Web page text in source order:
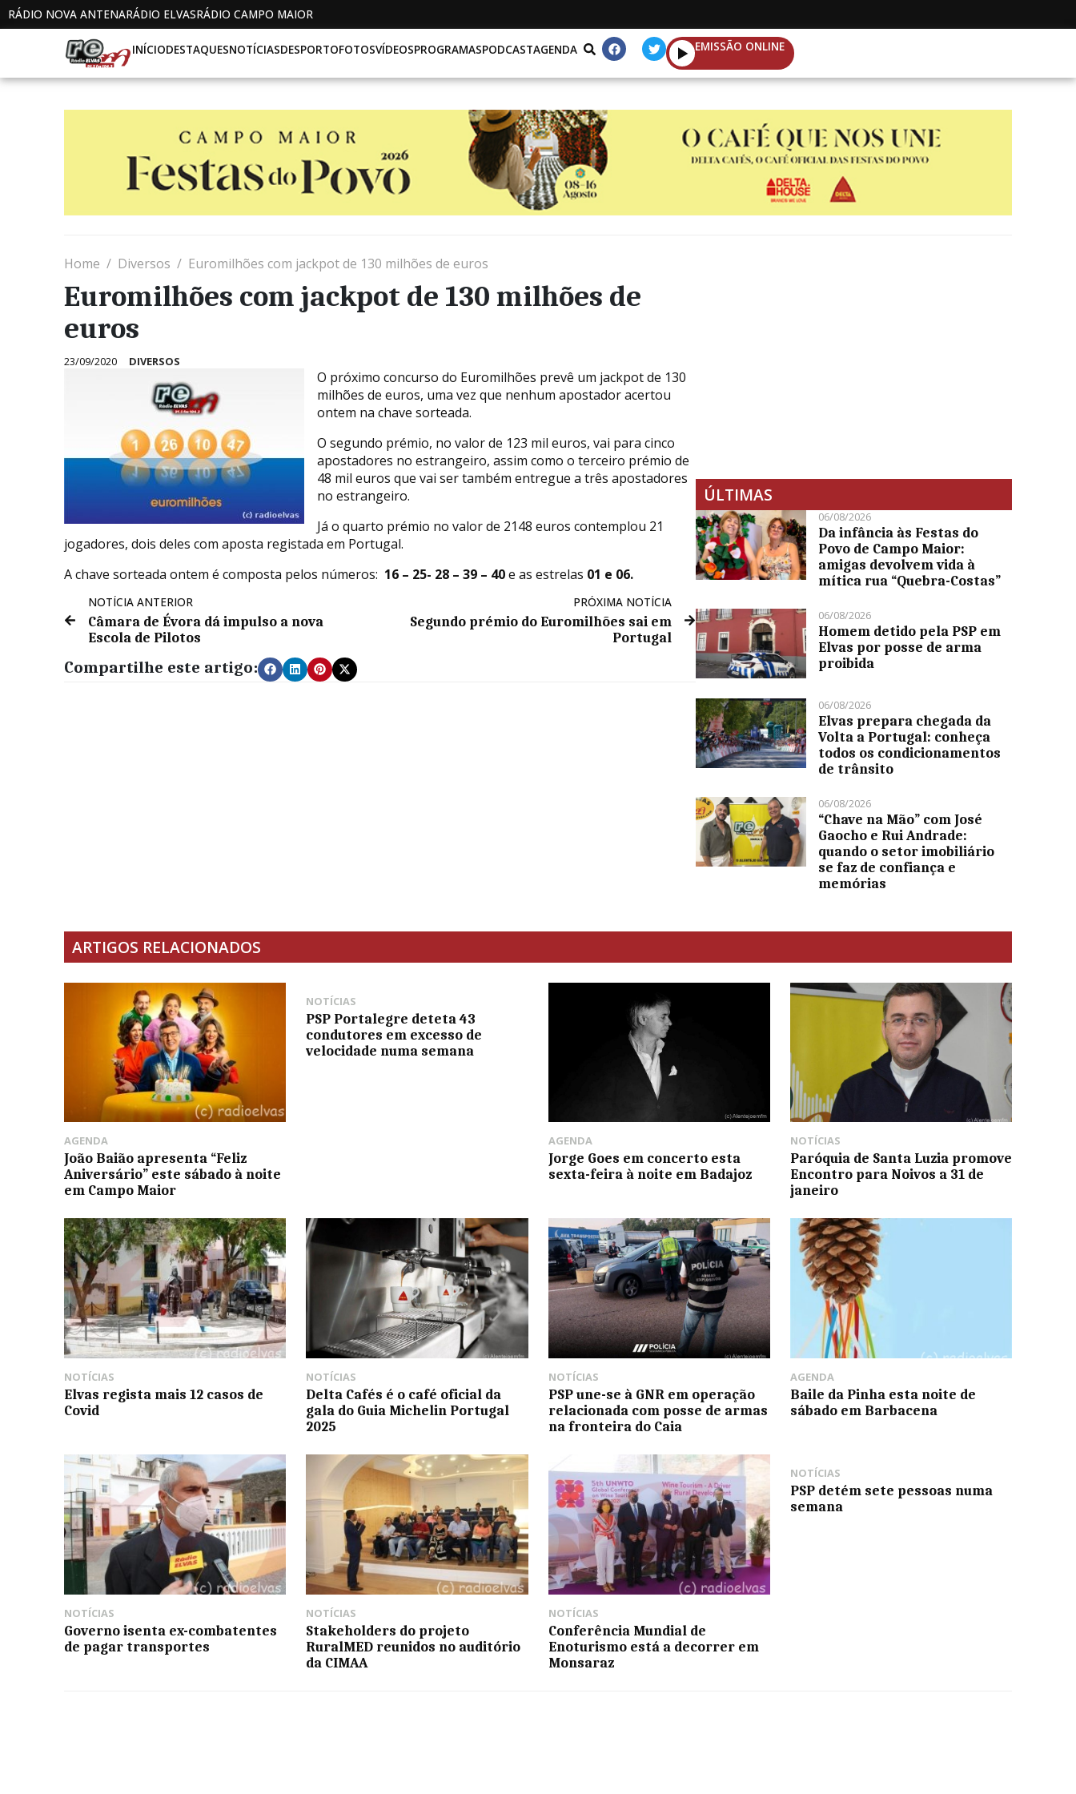
RÁDIO NOVA ANTENARÁDIO ELVASRÁDIO CAMPO MAIOR
INÍCIODESTAQUESNOTÍCIASDESPORTOFOTOSVÍDEOSPROGRAMASPODCASTAGENDA EMISSÃO ONLINE
Home Diversos Euromilhões com jackpot de 130 milhões de euros
Euromilhões com jackpot de 130 milhões de
euros
23/09/2020 DIVERSOS
O próximo concurso do Euromilhões prevê um jackpot de 130
milhões de euros, uma vez que nenhum apostador acertou
ontem na chave sorteada.
O segundo prémio, no valor de 123 mil euros, vai para cinco
apostadores no estrangeiro, assim como o terceiro prémio de
48 mil euros que vai ser também entregue a três apostadores
no estrangeiro.
Já o quarto prémio no valor de 2148 euros contemplou 21
jogadores, dois deles com aposta registada em Portugal.
A chave sorteada ontem é composta pelos números: 16 – 25- 28 – 39 – 40e as estrelas 01 e 06.
NOTÍCIA ANTERIOR
Câmara de Évora dá impulso a nova
Escola de Pilotos
PRÓXIMA NOTÍCIA
Segundo prémio do Euromilhões sai em
Portugal
Compartilhe este artigo:
ÚLTIMAS
06/08/2026
Da infância às Festas do
Povo de Campo Maior:
amigas devolvem vida à
mítica rua “Quebra-Costas”
06/08/2026
Homem detido pela PSP em
Elvas por posse de arma
proibida
06/08/2026
Elvas prepara chegada da
Volta a Portugal: conheça
todos os condicionamentos
de trânsito
06/08/2026
“Chave na Mão” com José
Gaocho e Rui Andrade:
quando o setor imobiliário
se faz de confiança e
memórias
ARTIGOS RELACIONADOS
AGENDA
João Baião apresenta “Feliz
Aniversário” este sábado à noite
em Campo Maior
NOTÍCIAS
PSP Portalegre deteta 43
condutores em excesso de
velocidade numa semana
AGENDA
Jorge Goes em concerto esta
sexta-feira à noite em Badajoz
NOTÍCIAS
Paróquia de Santa Luzia promove
Encontro para Noivos a 31 de
janeiro
NOTÍCIAS
Elvas regista mais 12 casos de
Covid
NOTÍCIAS
Delta Cafés é o café oficial da
gala do Guia Michelin Portugal
2025
NOTÍCIAS
PSP une-se à GNR em operação
relacionada com posse de armas
na fronteira do Caia
AGENDA
Baile da Pinha esta noite de
sábado em Barbacena
NOTÍCIAS
Governo isenta ex-combatentes
de pagar transportes
NOTÍCIAS
Stakeholders do projeto
RuralMED reunidos no auditório
da CIMAA
NOTÍCIAS
Conferência Mundial de
Enoturismo está a decorrer em
Monsaraz
NOTÍCIAS
PSP detém sete pessoas numa
semana